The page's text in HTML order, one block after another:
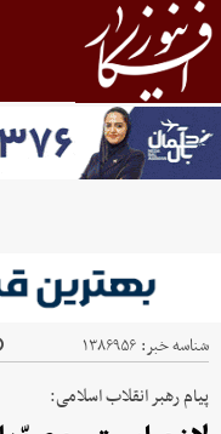
شناسه خبر: ۱۳۸۶۹۵۶
پیام رهبر انقلاب اسلامی: